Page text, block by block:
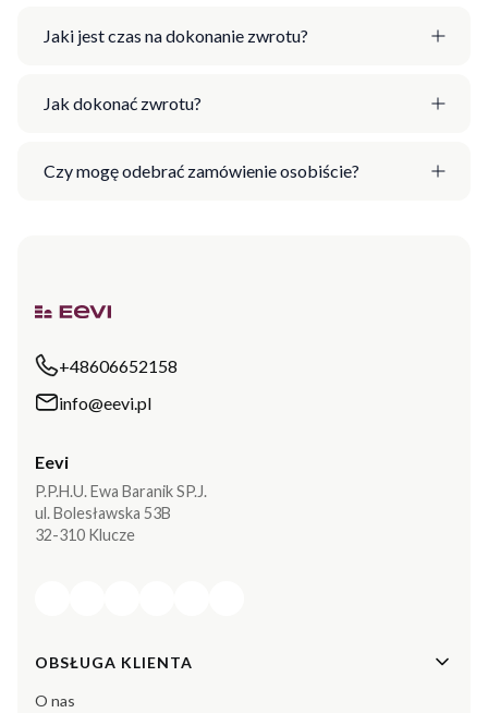
Jaki jest czas na dokonanie zwrotu?
Jak dokonać zwrotu?
Czy mogę odebrać zamówienie osobiście?
+48606652158
info@eevi.pl
Eevi
P.P.H.U. Ewa Baranik SP.J.
ul. Bolesławska 53B
32-310 Klucze
Linki w stopce
OBSŁUGA KLIENTA
O nas